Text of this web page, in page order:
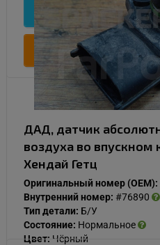
ДАД, датчик
воздуха во впускном
Хендай Гетц
Оригинальный номер (OEM):
Внутренний номер: #76890
Тип детали: Б/У
Состояние: Нормальное
Цвет: Чёрный